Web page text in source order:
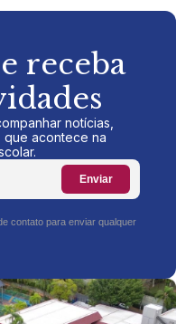
receba
notícias,
acontece na
Enviar
contato para enviar qualquer